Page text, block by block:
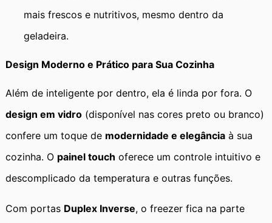
mais frescos e nutritivos, mesmo dentro da
geladeira.
Design Moderno e Prático para Sua Cozinha
Além de inteligente por dentro, ela é linda por fora. O
design em vidro (disponível nas cores preto ou branco)
confere um toque de modernidade e elegância à sua
cozinha. O painel touch oferece um controle intuitivo e
descomplicado da temperatura e outras funções.
Com portas Duplex Inverse, o freezer fica na parte